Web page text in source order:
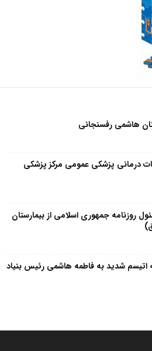
هاشمی رفسنجانی
درمانی پزشکی عمومی مرکز پزشکی
روزنامه جمهورى اسلامى از بیمارستان
به اتیسم شدید به فاطمه هاشمی رئیس بنیاد